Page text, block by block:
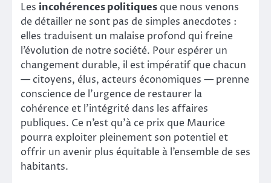
Les incohérences politiques que nous venons
de détailler ne sont pas de simples anecdotes :
elles traduisent un malaise profond qui freine
l’évolution de notre société. Pour espérer un
changement durable, il est impératif que chacun
— citoyens, élus, acteurs économiques — prenne
conscience de l’urgence de restaurer la
cohérence et l’intégrité dans les affaires
publiques. Ce n’est qu’à ce prix que Maurice
pourra exploiter pleinement son potentiel et
offrir un avenir plus équitable à l’ensemble de ses
habitants.